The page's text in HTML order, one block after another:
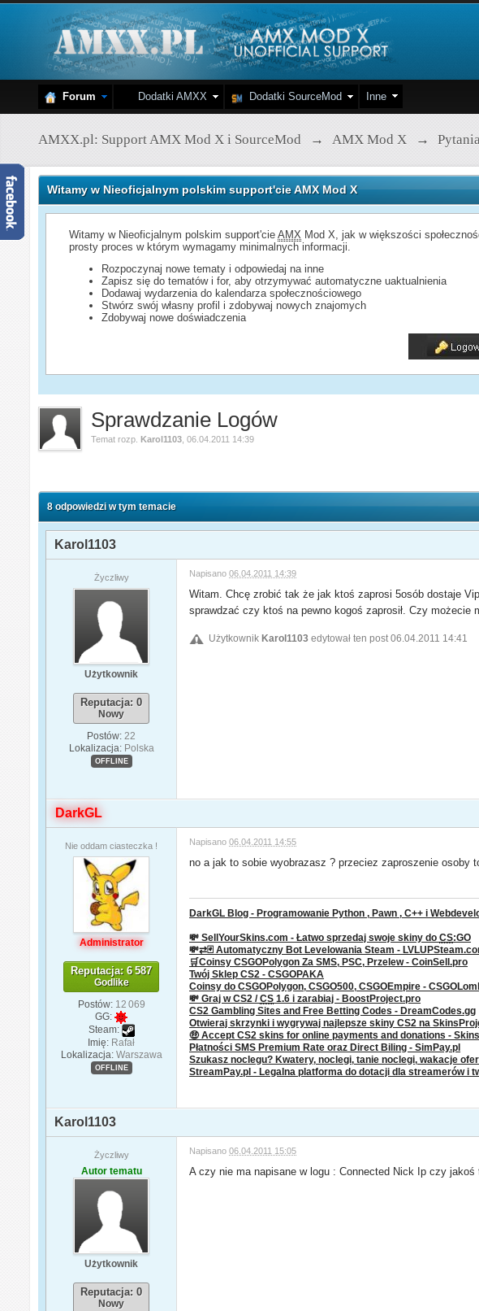
Forum Dodatki AMXX Dodatki SourceMod Inne
AMXX.pl: Support AMX Mod X i SourceMod → AMX Mod X → Pytania
Witamy w Nieoficjalnym polskim support'cie AMX Mod X
Witamy w Nieoficjalnym polskim support'cieAMX Mod X, jak w większości
prosty proces w którym wymagamy minimalnych informacji.
Rozpoczynaj nowe tematy i odpowiedaj na inne
Zapisz się do tematów i for, aby otrzymywać automatyczne uaktualnienia
Dodawaj wydarzenia do kalendarza społecznościowego
Stwórz swój własny profil i zdobywaj nowych znajomych
Zdobywaj nowe doświadczenia
Sprawdzanie Logów
Temat rozp.Karol1103 ,06.04.2011 14:39
8 odpowiedzi w tym temacie
Karol1103
Życzliwy
Użytkownik
Reputacja: 0
Nowy
Postów: 22
Lokalizacja: Polska
OFFLINE
Napisano06.04.2011 14:39
Witam. Chcę zrobić tak że jak ktoś zaprosi 5osób dostaje
sprawdzać czy ktoś na pewno kogoś zaprosił. Czy
Użytkownik Karol1103 edytował ten post 06.04.2011 14:41
DarkGL
Nie oddam ciasteczka !
Administrator
Reputacja: 6 587
Godlike
Postów: 12 069
GG:
Steam:
Imię: Rafał
Lokalizacja: Warszawa
OFFLINE
Napisano06.04.2011 14:55
no a jak to sobie wyobrazasz ? przeciez zaproszenie
DarkGL Blog - Programowanie Python , Pawn , C++ i
💸 SellYourSkins.com - Łatwo sprzedaj swoje skiny doCS:GO
💸⇄🃏 Automatyczny Bot Levelowania Steam -
🛒Coinsy CSGOPolygon Za SMS, PSC, Przelew - CoinSell.pro
Twój Sklep CS2 - CSGOPAKA
Coinsy do CSGOPolygon, CSGO500, CSGOEmpire -
💸 Graj w CS2 /CS 1.6 i zarabiaj - BoostProject.pro
CS2 Gambling Sites and Free Betting Codes - DreamCodes.gg
Otwieraj skrzynki i wygrywaj najlepsze skiny CS2 na
🤑 Accept CS2 skins for online payments and donations -
Płatności SMS Premium Rate oraz Direct Biling - SimPay.pl
Szukasz noclegu? Kwatery, noclegi, tanie noclegi, wakacje
StreamPay.pl - Legalna platforma do dotacji dla streamerów i
Karol1103
Życzliwy
Autor tematu
Użytkownik
Reputacja: 0
Nowy
Napisano06.04.2011 15:05
A czy nie ma napisane w logu : Connected Nick Ip czy jakoś